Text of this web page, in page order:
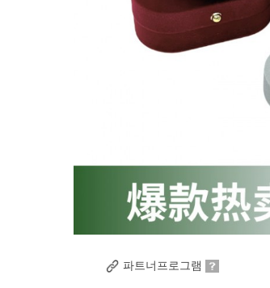
파트너프로그램